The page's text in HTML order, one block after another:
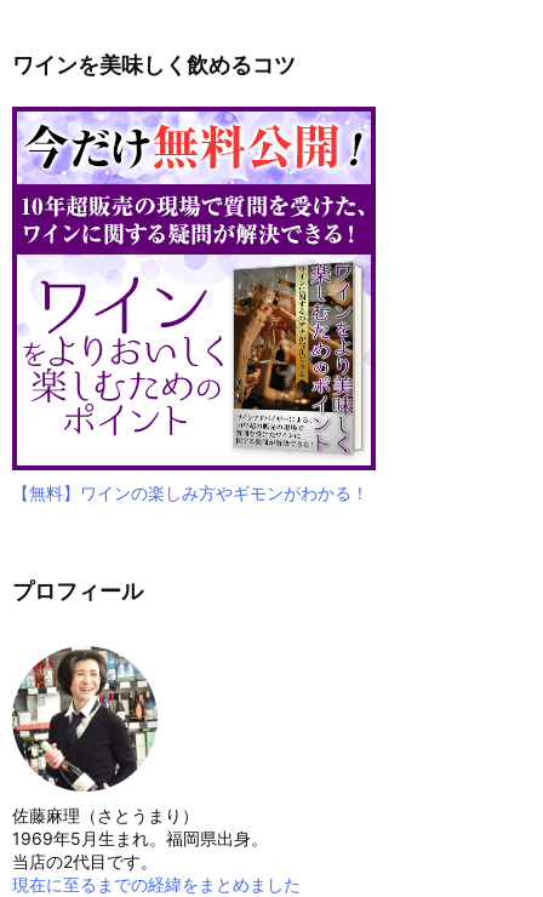
ワインを美味しく飲めるコツ
【無料】ワインの楽しみ方やギモンがわかる！
プロフィール
佐藤麻理（さとうまり）
1969年5月生まれ。福岡県出身。
当店の2代目です。
現在に至るまでの経緯をまとめました